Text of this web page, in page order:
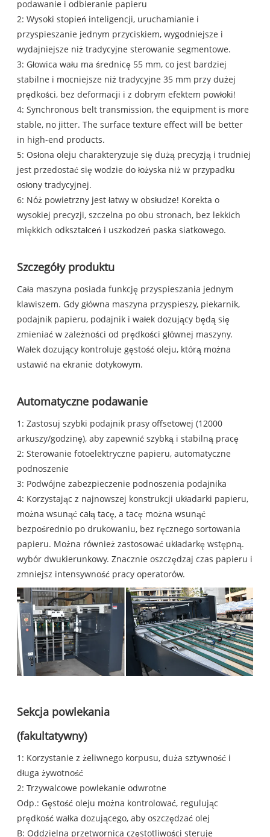
podawanie i odbieranie papieru
2: Wysoki stopień inteligencji, uruchamianie i
przyspieszanie jednym przyciskiem, wygodniejsze i
wydajniejsze niż tradycyjne sterowanie segmentowe.
3: Głowica wału ma średnicę 55 mm, co jest bardziej
stabilne i mocniejsze niż tradycyjne 35 mm przy dużej
prędkości, bez deformacji i z dobrym efektem powłoki!
4: Synchronous belt transmission, the equipment is more
stable, no jitter. The surface texture effect will be better
in high-end products.
5: Osłona oleju charakteryzuje się dużą precyzją i trudniej
jest przedostać się wodzie do łożyska niż w przypadku
osłony tradycyjnej.
6: Nóż powietrzny jest łatwy w obsłudze! Korekta o
wysokiej precyzji, szczelna po obu stronach, bez lekkich
miękkich odkształceń i uszkodzeń paska siatkowego.
Szczegóły produktu
Cała maszyna posiada funkcję przyspieszania jednym
klawiszem. Gdy główna maszyna przyspieszy, piekarnik,
podajnik papieru, podajnik i wałek dozujący będą się
zmieniać w zależności od prędkości głównej maszyny.
Wałek dozujący kontroluje gęstość oleju, którą można
ustawić na ekranie dotykowym.
Automatyczne podawanie
1: Zastosuj szybki podajnik prasy offsetowej (12000
arkuszy/godzinę), aby zapewnić szybką i stabilną pracę
2: Sterowanie fotoelektryczne papieru, automatyczne
podnoszenie
3: Podwójne zabezpieczenie podnoszenia podajnika
4: Korzystając z najnowszej konstrukcji układarki papieru,
można wsunąć całą tacę, a tacę można wsunąć
bezpośrednio po drukowaniu, bez ręcznego sortowania
papieru. Można również zastosować układarkę wstępną.
wybór dwukierunkowy. Znacznie oszczędzaj czas papieru i
zmniejsz intensywność pracy operatorów.
Sekcja powlekania
(fakultatywny)
1: Korzystanie z żeliwnego korpusu, duża sztywność i
długa żywotność
2: Trzywalcowe powlekanie odwrotne
Odp.: Gęstość oleju można kontrolować, regulując
prędkość wałka dozującego, aby oszczędzać olej
B: Oddzielna przetwornica częstotliwości steruje